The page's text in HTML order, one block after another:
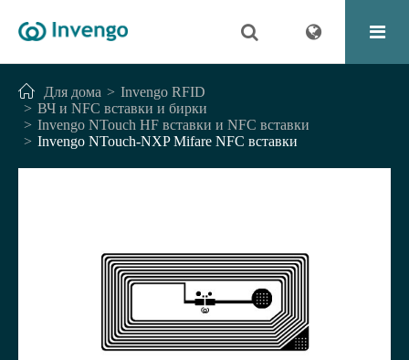
Для дома
Invengo RFID
ВЧ и NFC вставки и бирки
Invengo NTouch HF вставки и NFC вставки
Invengo NTouch-NXP Mifare NFC вставки